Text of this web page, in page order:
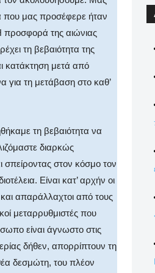
που μας προσέφερε ήταν
προσφορά της αιώνιας
τη βεβαιότητα της
κατάκτηση μετά από
τη μετάβαση στο καθ’
τη βεβαιότητα να
διαρκώς
σπείροντας στον κόσμο τον
Είναι κατ’ αρχήν οι
και απαράλλαχτοι από τους
μεταρρυθμιστές που
είναι άγνωστο στις
δήθεν, απορρίπτουν τη
δεσμώτη, του πλέον